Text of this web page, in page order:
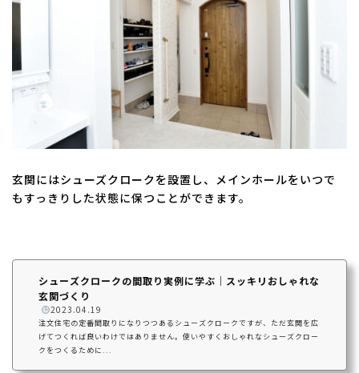
玄関にはシューズクロークを設置し、メインホールをいつで
もすっきりした状態に保つことができます。
シューズクロークの間取り実例に学ぶ｜スッキリおしゃれな
玄関づくり
2023.04.19
注文住宅の定番間取りになりつつあるシューズクロークですが、ただ玄関を広
げてつくれば良いわけではありません。使いやすくおしゃれなシューズクロー
クをつくるために...